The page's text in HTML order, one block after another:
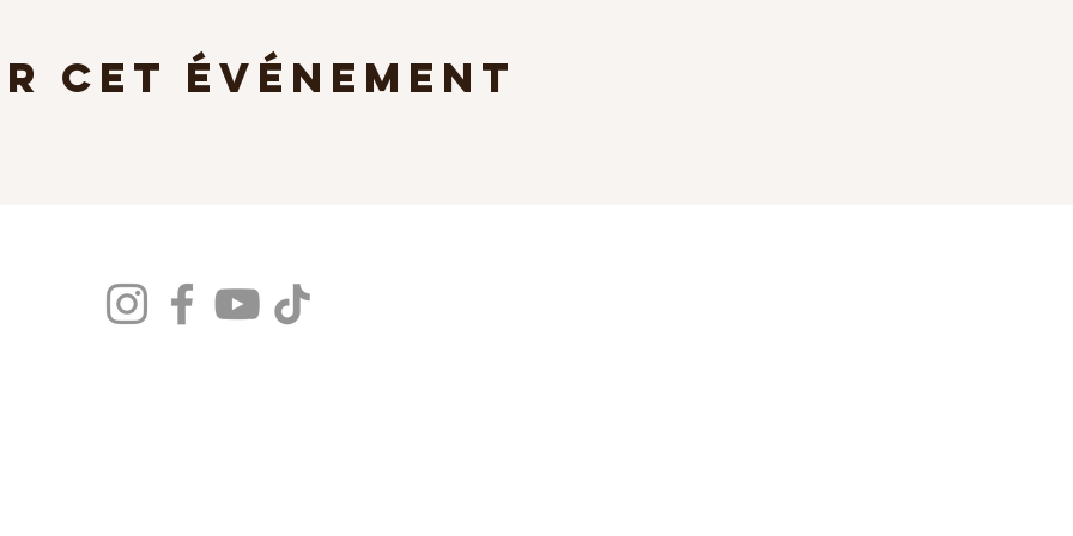
cet événement